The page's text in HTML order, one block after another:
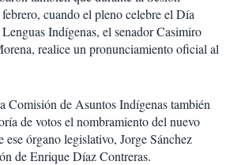
cuando el pleno celebre el Día
Indígenas, el senador Casimiro
realice un pronunciamiento oficial al
Comisión de Asuntos Indígenas también
de votos el nombramiento del nuevo
ese órgano legislativo, Jorge Sánchez
de Enrique Díaz Contreras.